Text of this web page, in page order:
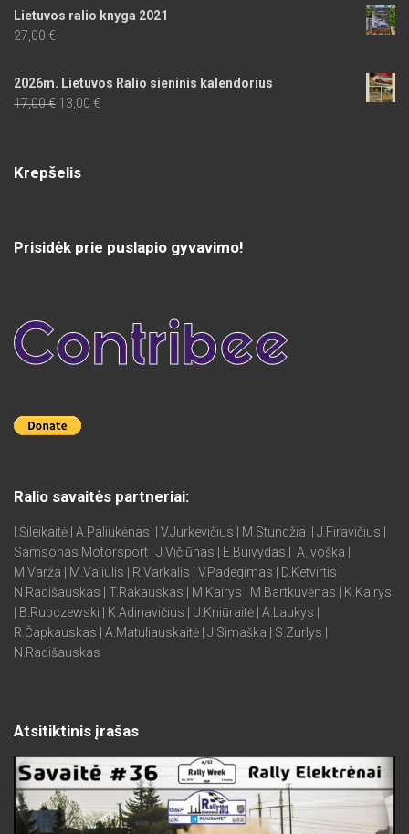
Lietuvos ralio knyga 2021
27,00 €
2026m. Lietuvos Ralio sieninis kalendorius
17,00€ Original
13,00 €Current
Krepšelis
Prisidėk prie puslapio gyvavimo!
Ralio savaitės partneriai:
I.Šileikaitė | A.Paliukėnas | V.Jurkevičius | M.Stundžia | J.Firavičius |
Samsonas Motorsport | J.Vičiūnas | E.Buivydas | A.Ivoška |
M.Varža | M.Valiulis | R.Varkalis | V.Padegimas | D.Ketvirtis |
N.Radišauskas | T.Rakauskas | M.Kairys | M.Bartkuvėnas | K.Kairys
| B.Rubczewski | K.Adinavičius | U.Kniūraitė | A.Laukys |
R.Čapkauskas | A.Matuliauskaitė | J.Simaška | S.Zurlys |
N.Radišauskas
Atsitiktinis įrašas